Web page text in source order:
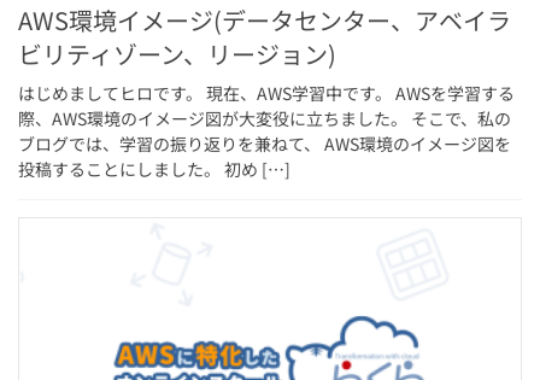
AWS環境イメージ(データセンター、アベイラ
ビリティゾーン、リージョン)
はじめましてヒロです。 現在、AWS学習中です。 AWSを学習する
際、AWS環境のイメージ図が大変役に立ちました。 そこで、私の
ブログでは、学習の振り返りを兼ねて、 AWS環境のイメージ図を
投稿することにしました。 初め […]